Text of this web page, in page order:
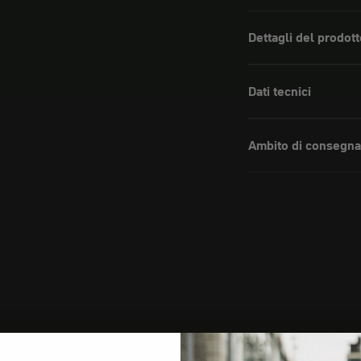
Dettagli del
Dati tecnici
Ambito di consegna